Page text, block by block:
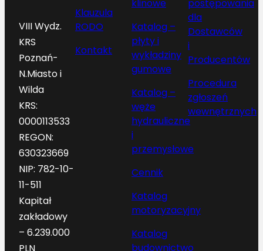
VIII Wydz.
KRS
Poznań-
N.Miasto i
Wilda
KRS:
0000113533
REGON:
630323669
NIP: 782-10-
11-511
Kapitał
zakładowy
– 6.239.000
PLN
Klauzula
RODO
Kontakt
klinowe
Katalog –
płyty i
wykładziny
gumowe
Katalog –
węże
hydrauliczne
i
przemysłowe
Cennik
Katalog
motoryzacyjny
Katalog
budownictwo
postępowania
dla
Dostawców
i
Producentów
Procedura
zgłoszeń
wewnętrznych